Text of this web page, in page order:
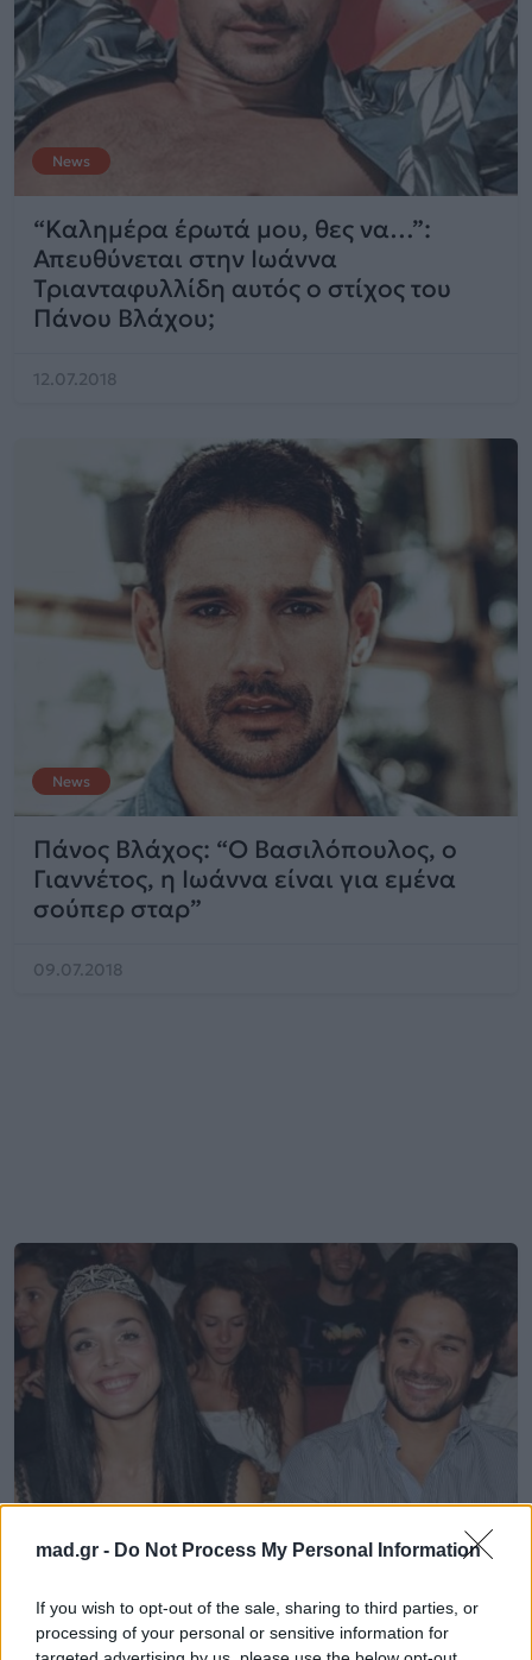
mad.gr - Do Not Process My Personal Information
If you wish to opt-out of the sale, sharing to third parties, or
processing of your personal or sensitive information for
News
“Kαλημέρα έρωτά μου, θες να…”:
Απευθύνεται στην Ιωάννα
Τριανταφυλλίδη αυτός ο στίχος του
Πάνου Βλάχου;
12.07.2018
News
Πάνος Βλάχος: “Ο Βασιλόπουλος, ο
Γιαννέτος, η Ιωάννα είναι για εμένα
σούπερ σταρ”
09.07.2018